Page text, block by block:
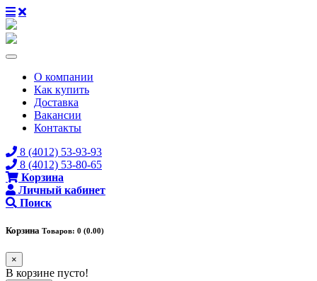
О компании
Как купить
Доставка
Вакансии
Контакты
8 (4012) 53-93-93
8 (4012) 53-80-65
Корзина
Личный кабинет
Поиск
Корзина Товаров: 0 (0.00)
×
В корзине пусто!